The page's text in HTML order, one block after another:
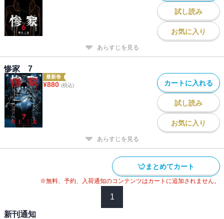
試し読み
お気に入り
あらすじを見る
惨家 7
最新巻
¥880 (税込) カートに入れる
試し読み
お気に入り
あらすじを見る
まとめてカート
※無料、予約、入荷通知のコンテンツはカートに追加されません。
1
新刊通知